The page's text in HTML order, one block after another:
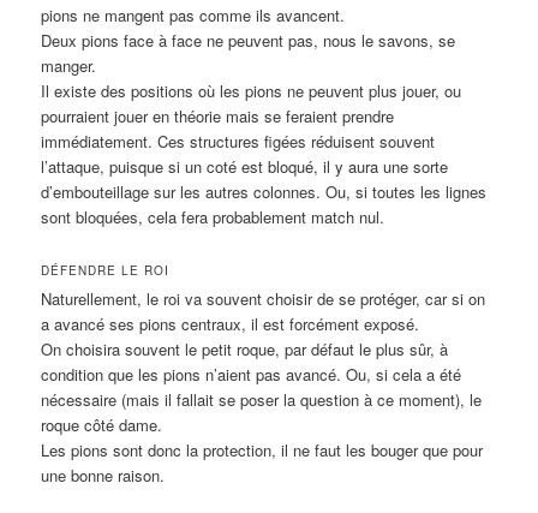
pions ne mangent pas comme ils avancent.
Deux pions face à face ne peuvent pas, nous le savons, se
manger.
Il existe des positions où les pions ne peuvent plus jouer, ou
pourraient jouer en théorie mais se feraient prendre
immédiatement. Ces structures figées réduisent souvent
l’attaque, puisque si un coté est bloqué, il y aura une sorte
d’embouteillage sur les autres colonnes. Ou, si toutes les lignes
sont bloquées, cela fera probablement match nul.
DÉFENDRE LE ROI
Naturellement, le roi va souvent choisir de se protéger, car si on
a avancé ses pions centraux, il est forcément exposé.
On choisira souvent le petit roque, par défaut le plus sûr, à
condition que les pions n’aient pas avancé. Ou, si cela a été
nécessaire (mais il fallait se poser la question à ce moment), le
roque côté dame.
Les pions sont donc la protection, il ne faut les bouger que pour
une bonne raison.